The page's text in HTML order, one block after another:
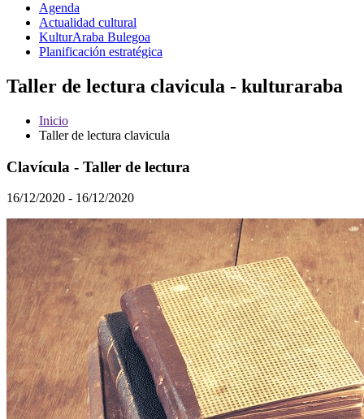
Agenda
Actualidad cultural
KulturAraba Bulegoa
Planificación estratégica
Taller de lectura clavicula - kulturaraba
Inicio
Taller de lectura clavicula
Clavícula - Taller de lectura
16/12/2020 - 16/12/2020